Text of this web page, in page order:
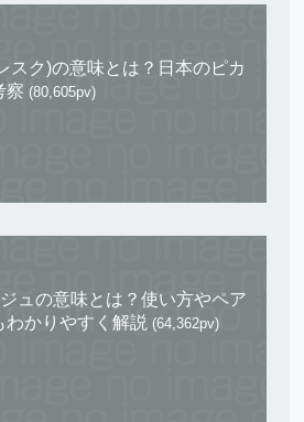
スク)の意味とは？日本のピカ
察 (80,605pv)
ュの意味とは？使い方やペア
わかりやすく解説 (64,362pv)